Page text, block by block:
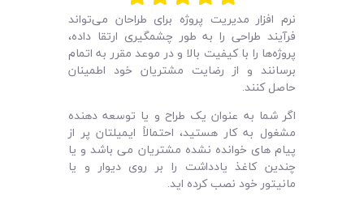
نرم افزار مدیریت پروژه برای طراحان می‌تواند
فرآیند طراحی را به طور چشمگیری ارتقا داده،
پروژه‌ها را با کیفیت بالا و در موعد مقرر به اتمام
برسانند و از رضایت مشتریان خود اطمینان
حاصل کنند.
اگر شما به عنوان یک طراح و یا توسعه دهنده
مشغول به کار هستید، احتمالاً ایمیلتان پر از
پیام ‌های خوانده نشده مشتریان می باشد و یا
چندین کاغذ یادداشت را بر روی دیوار و یا
مانیتور خود نصب کرده ‌اید.